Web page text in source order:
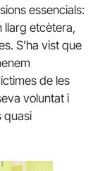
essencials:
llarg etcètera,
S’ha vist que
de les
voluntat i
quasi